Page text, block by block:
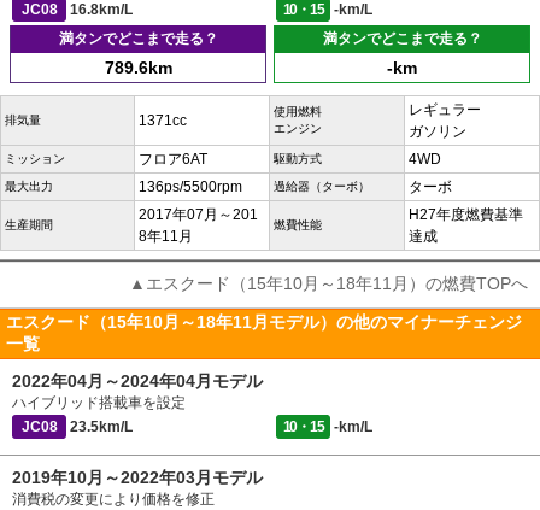
JC08
16.8km/L 10・15
-km/L
満タンでどこまで走る？
789.6km
満タンでどこまで走る？
-km
排気量 1371cc
使用燃料
エンジン
レギュラー
ガソリン
ミッション フロア6AT 駆動方式 4WD
最大出力 136ps/5500rpm 過給器（ターボ） ターボ
生産期間
2017年07月～201
8年11月
燃費性能
H27年度燃費基準
達成
▲エスクード（15年10月～18年11月）の燃費TOPへ
エスクード（15年10月～18年11月モデル）の他のマイナーチェンジ
一覧
2022年04月～2024年04月モデル
ハイブリッド搭載車を設定
JC08
23.5km/L 10・15 -km/L
2019年10月～2022年03月モデル
消費税の変更により価格を修正